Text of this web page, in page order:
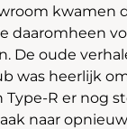
kwamen
daaromheen
De oude
was heerlijk
R er nog
naar